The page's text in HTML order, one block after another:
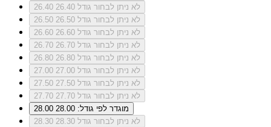
26.40
לא ניתן לבחור גודל 26.40
26.50
לא ניתן לבחור גודל 26.50
26.60
לא ניתן לבחור גודל 26.60
26.70
לא ניתן לבחור גודל 26.70
26.80
לא ניתן לבחור גודל 26.80
27.00
לא ניתן לבחור גודל 27.00
27.50
לא ניתן לבחור גודל 27.50
27.70
לא ניתן לבחור גודל 27.70
28.00
מוגדר לפי גודל: 28.00
28.30
לא ניתן לבחור גודל 28.30